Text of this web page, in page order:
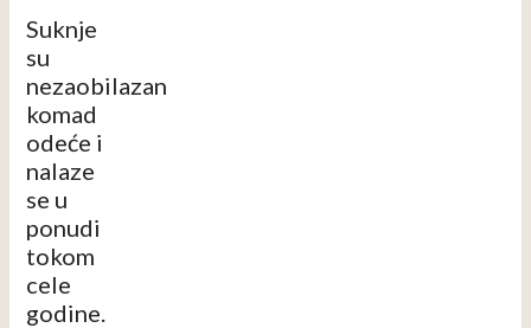
Suknje
su
nezaobilazan
komad
odeće i
nalaze
se u
ponudi
tokom
cele
godine.